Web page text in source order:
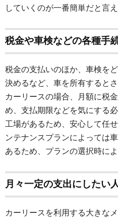
していくのが一番簡単だと言え
税金や車検などの各種手
税金の支払いのほか、車検を
決めるなど、車を所有すると
カーリースの場合、月額に税
め、支払期限などを気にする
工場があるため、安心して任
ンテナンスプランによっては
あるため、プランの選択時に
月々一定の支出にしたい
カーリースを利用する大きな